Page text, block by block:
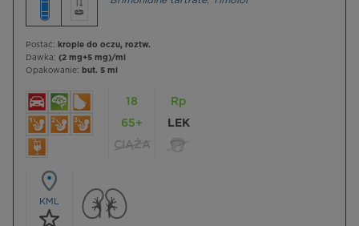
Postać: krople do oczu, roztw.
Dawka: (2 mg+5 mg)/ml
Opakowanie: but. 5 ml
18
65+
CIĄŻA
Rp
LEK
KML